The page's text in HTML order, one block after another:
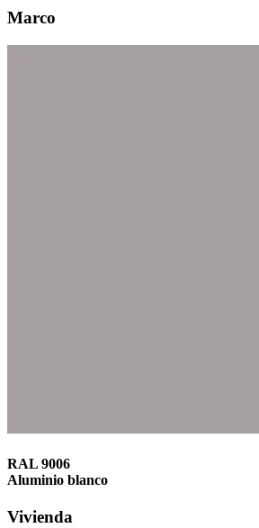
Marco
RAL 9006
Aluminio blanco
Vivienda